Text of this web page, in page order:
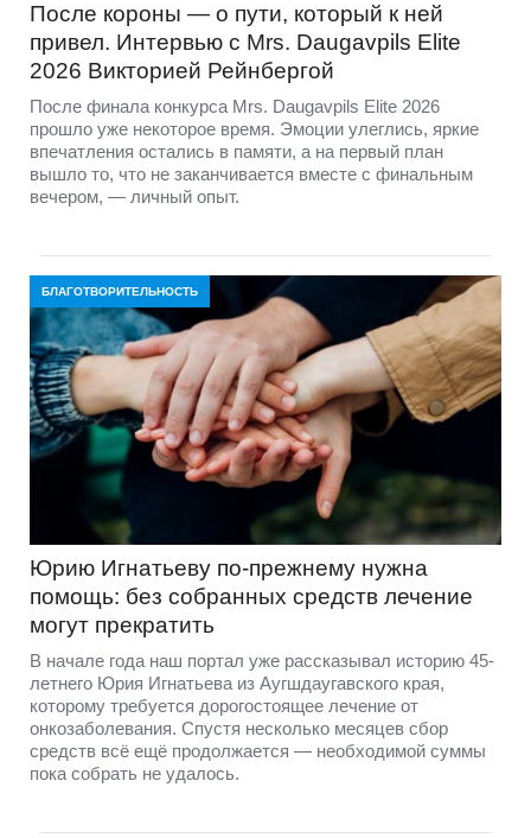
После короны — о пути, который к ней
привел. Интервью с Mrs. Daugavpils Elite
2026 Викторией Рейнбергой
После финала конкурса Mrs. Daugavpils Elite 2026
прошло уже некоторое время. Эмоции улеглись, яркие
впечатления остались в памяти, а на первый план
вышло то, что не заканчивается вместе с финальным
вечером, — личный опыт.
БЛАГОТВОРИТЕЛЬНОСТЬ
Юрию Игнатьеву по-прежнему нужна
помощь: без собранных средств лечение
могут прекратить
В начале года наш портал уже рассказывал историю 45-
летнего Юрия Игнатьева из Аугшдаугавского края,
которому требуется дорогостоящее лечение от
онкозаболевания. Спустя несколько месяцев сбор
средств всё ещё продолжается — необходимой суммы
пока собрать не удалось.